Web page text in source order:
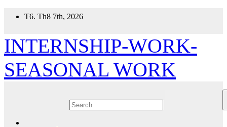
T6. Th8 7th, 2026
INTERNSHIP-WORK-
SEASONAL WORK